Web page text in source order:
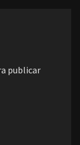
publicar